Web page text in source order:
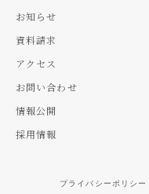
お知らせ
資料請求
アクセス
お問い合わせ
情報公開
採用情報
プライバシーポリシー